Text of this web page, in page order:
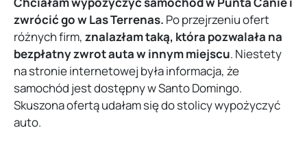
zwrócić go w Las Terrenas. Po przejrzeniu ofert
różnych firm, znalazłam taką, która pozwalała na
bezpłatny zwrot auta w innym miejscu. Niestety
na stronie internetowej była informacja, że
samochód jest dostępny w Santo Domingo.
Skuszona ofertą udałam się do stolicy wypożyczyć
auto.